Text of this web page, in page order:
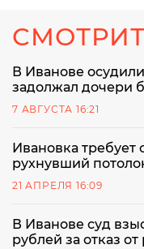
В Иванове
задолжал дочери
7 АВГУСТА 16:21
Ивановка
рухнувший
21 АПРЕЛЯ 16:09
В Иванове суд
рублей за отказ от